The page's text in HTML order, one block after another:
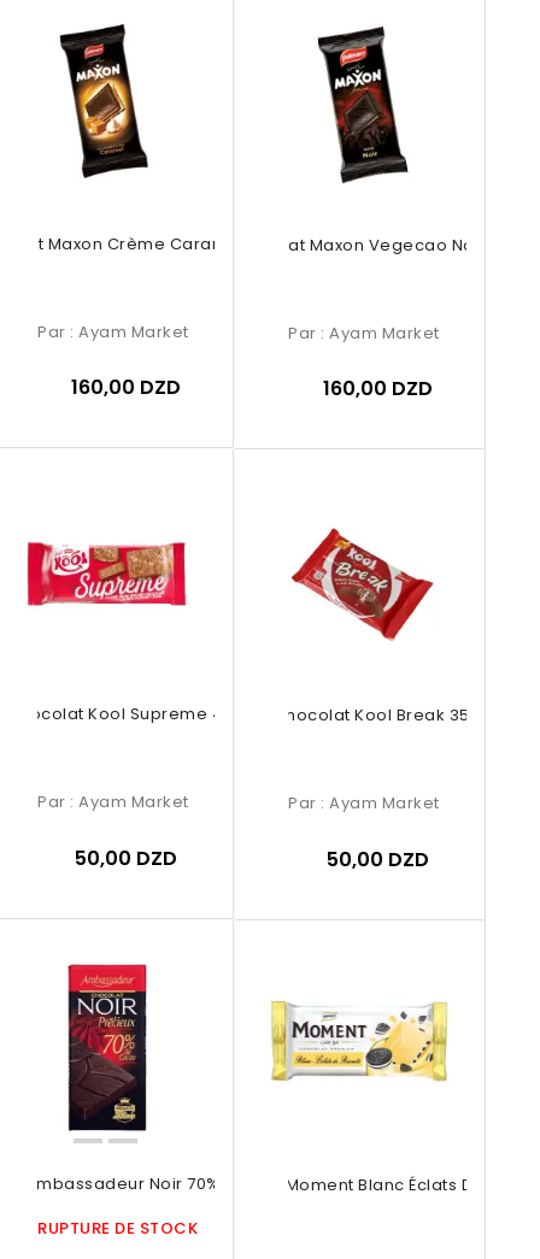
Maxon Crème Caramel 150g
Par : Ayam Market
160,00 DZD
Chocolat Maxon Vegecao Noir 150g
Par : Ayam Market
160,00 DZD
Chocolat Kool Supreme 40g
Par : Ayam Market
50,00 DZD
Chocolat Kool Break 35g
Par : Ayam Market
50,00 DZD
Ambassadeur Noir 70% De Cacao
RUPTURE DE STOCK
Chocolat Moment Blanc Éclats De